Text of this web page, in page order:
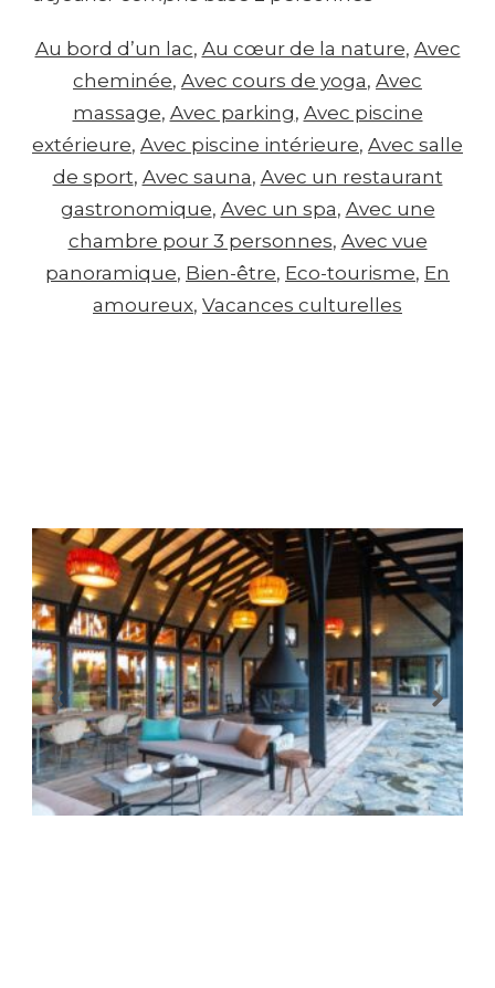
Au bord d’un lac, Au cœur de la nature, Avec
cheminée, Avec cours de yoga, Avec
massage, Avec parking, Avec piscine
extérieure, Avec piscine intérieure, Avec salle
de sport, Avec sauna, Avec un restaurant
gastronomique, Avec un spa, Avec une
chambre pour 3 personnes, Avec vue
panoramique, Bien-être, Eco-tourisme, En
amoureux, Vacances culturelles